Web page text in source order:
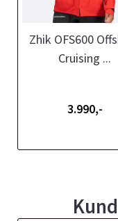
Zhik OFS600
Cruising ...
3.990,-